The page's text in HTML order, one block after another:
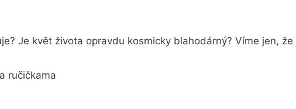
Je květ života opravdu kosmicky blahodárný? Víme jen,
ručičkama